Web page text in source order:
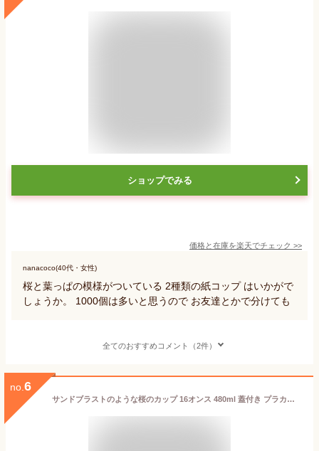
ショップでみる
価格と在庫を楽天でチェック >>
nanacoco(40代・女性)
桜と葉っぱの模様がついている 2種類の紙コップ はいかがで
しょうか。 1000個は多いと思うので お友達とかで分けても
全てのおすすめコメント（2件）
no. 6
サンドブラストのような桜のカップ 16オンス 480ml 蓋付き プラカップ プラスチックカップ プラスチックコップ 印刷 紙コップ パーティー 桜 春 花見 サンドブラスト おしゃれ 使い捨て